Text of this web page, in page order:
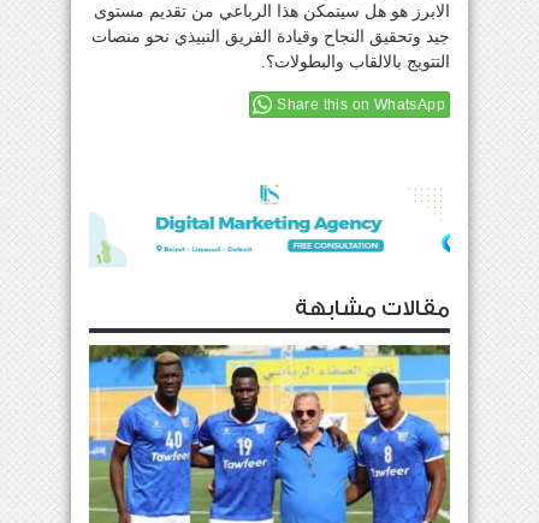
الابرز هو هل سيتمكن هذا الرباعي من تقديم مستوى
جيد وتحقيق النجاح وقيادة الفريق النبيذي نحو منصات
التتويج بالالقاب والبطولات؟.
Share this on WhatsApp
مقالات مشابهة